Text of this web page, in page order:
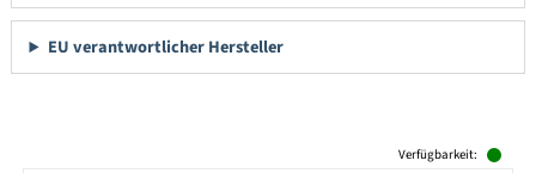
EU verantwortlicher Hersteller
Verfügbarkeit: